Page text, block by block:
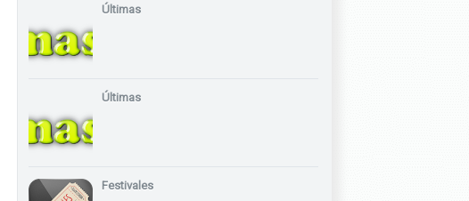
Últimas
Últimas
Festivales